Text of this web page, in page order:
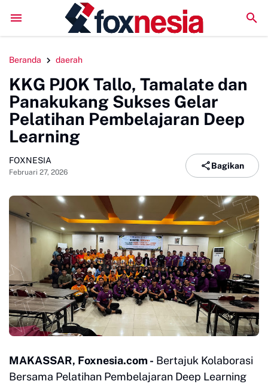
DPC GSNI Sinjai Gelar Sosialisasi Organisasi di
Beranda daerah
KKG PJOK Tallo, Tamalate dan
Panakukang Sukses Gelar
Pelatihan Pembelajaran Deep
Learning
FOXNESIA
Februari 27, 2026
Bagikan
MAKASSAR, Foxnesia.com - Bertajuk Kolaborasi
Bersama Pelatihan Pembelajaran Deep Learning